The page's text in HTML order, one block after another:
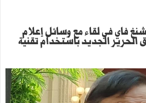
فاي في لقاء مع وسائل إعلام
الحرير الجديد باستخدام تقنية